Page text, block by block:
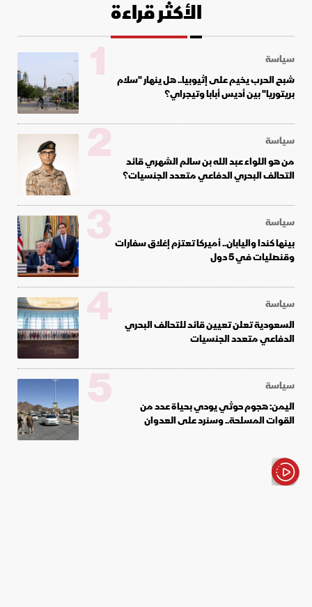
الأكثر قراءة
سياسة
شبح الحرب يخيم على إثيوبيا.. هل ينهار "سلام
بريتوريا" بين أديس أبابا وتيجراي؟
1
سياسة
من هو اللواء عبد الله بن سالم الشهري قائد
التحالف البحري الدفاعي متعدد الجنسيات؟
2
سياسة
بينها كندا واليابان.. أميركا تعتزم إغلاق سفارات
وقنصليات في 5 دول
3
سياسة
السعودية تعلن تعيين قائد للتحالف البحري
الدفاعي متعدد الجنسيات
4
سياسة
اليمن: هجوم حوثي يودي بحياة عدد من
القوات المسلحة.. وسنرد على العدوان
5